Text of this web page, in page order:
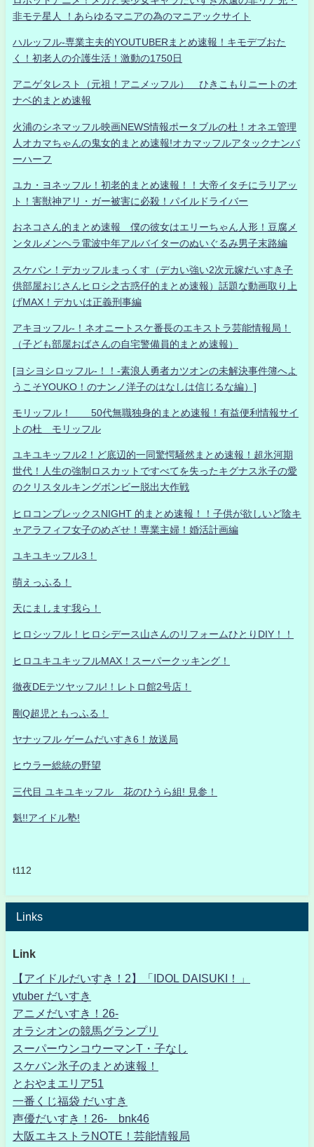
非モテ星人 ！あらゆるマニアの為のマニアックサイト
ハルッフル-専業主夫的YOUTUBERまとめ速報！キモデブおた
く！初老人の介護生活！激動の1750日
アニゲタレスト（元祖！アニメッフル） ひきこもりニートのオ
ナベ的まとめ速報
火浦のシネマッフル映画NEWS情報ポータブルの杜！オネエ管理
人オカマちゃんの鬼女的まとめ速報!オカマッフルアタックナンバ
ーハーフ
ユカ・ヨネッフル！初老的まとめ速報！！大帝イタチにラリアッ
ト！害獣神アリ・ガー被害に必殺！パイルドライバー
おネコさん的まとめ速報 僕の彼女はエリーちゃん人形！豆腐メ
ンタルメンヘラ電波中年アルバイターのぬいぐるみ男子末路編
スケバン！デカッフルまっくす（デカい強い2次元嫁だいすき子
供部屋おじさんヒロシ之古惑仔的まとめ速報）話題な動画取り上
げMAX！デカいは正義刑事編
アキヨッフル-！ネオニートスケ番長のエキストラ芸能情報局！
（子ども部屋おばさんの自宅警備員的まとめ速報）
[ヨシヨシロッフル-！！-素浪人勇者カツオンの未解決事件簿へよ
うこそYOUKO！のナンノ洋子のはなしは信じるな編）]
モリッフル！ 50代無職独身的まとめ速報！有益便利情報サイ
トの杜 モリッフル
ユキユキッフル2！ど底辺的一同驚愕騒然まとめ速報！超氷河期
世代！人生の強制ロスカットですべてを失ったキグナス氷子の愛
のクリスタルキングボンビー脱出大作戦
ヒロコンプレックスNIGHT 的まとめ速報！！子供が欲しいど陰キ
ャアラフィフ女子のめざせ！専業主婦！婚活計画編
ユキユキッフル3！
萌えっふる！
天にまします我ら！
ヒロシッフル！ヒロシデース山さんのリフォームひとりDIY！！
ヒロユキユキッフルMAX！スーパークッキング！
徹夜DEテツヤッフル!！レトロ館2号店！
剛Q超児ともっふる！
ヤナッフル ゲームだいすき6！放送局
ヒウラー総統の野望
三代目 ユキユキッフル 花のひうら組! 見参！
魁!!アイドル塾!
t112
Links
Link
【アイドルだいすき！2】「IDOL DAISUKI！」
vtuber だいすき
アニメだいすき！26-
オラシオンの競馬グランプリ
スーパーウンコウーマンT・子なし
スケバン氷子のまとめ速報！
とおやまエリア51
一番くじ福袋 だいすき
声優だいすき！26- bnk46
大阪エキストラNOTE！芸能情報局